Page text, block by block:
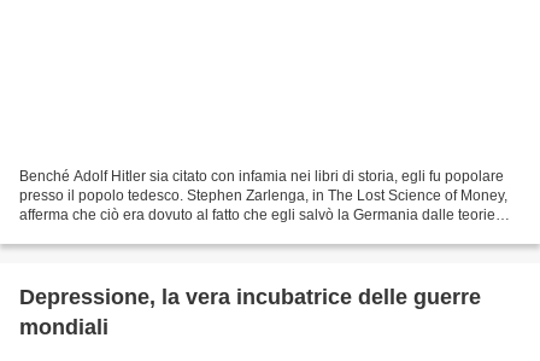
Benché Adolf Hitler sia citato con infamia nei libri di storia, egli fu popolare
presso il popolo tedesco. Stephen Zarlenga, in The Lost Science of Money,
afferma che ciò era dovuto al fatto che egli salvò la Germania dalle teorie
Depressione, la vera incubatrice delle guerre
mondiali